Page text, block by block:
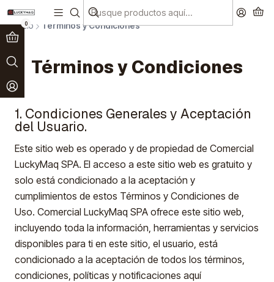
0
Paga en 3 cuotas sin interés! Ver más
Inicio Términos y Condiciones
Términos y Condiciones
1. Condiciones Generales y Aceptación
del Usuario.
Este sitio web es operado y de propiedad de Comercial
LuckyMaq SPA. El acceso a este sitio web es gratuito y
solo está condicionado a la aceptación y
cumplimientos de estos Términos y Condiciones de
Uso. Comercial LuckyMaq SPA ofrece este sitio web,
incluyendo toda la información, herramientas y servicios
disponibles para ti en este sitio, el usuario, está
condicionado a la aceptación de todos los términos,
condiciones, políticas y notificaciones aquí